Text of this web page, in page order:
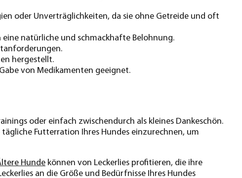
oder Unverträglichkeiten, da sie ohne Getreide und oft
natürliche und schmackhafte Belohnung.
hergestellt.
von Medikamenten geeignet.
oder einfach zwischendurch als kleines Dankeschön.
Futterration Ihres Hundes einzurechnen, um
Hunde können von Leckerlies profitieren, die ihre
an die Größe und Bedürfnisse Ihres Hundes